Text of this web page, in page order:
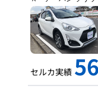
セルカ実績